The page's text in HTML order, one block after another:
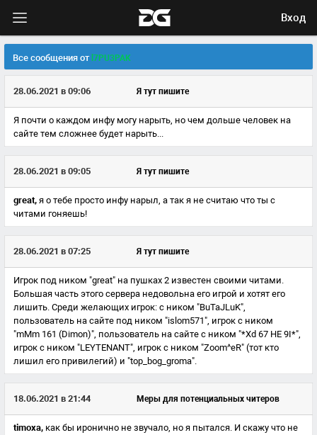
Вход
Все сообщения от l7PU3PAK
28.06.2021 в 09:06 Я тут пишите
Я почти о каждом инфу могу нарыть, но чем дольше человек на
сайте тем сложнее будет нарыть...
28.06.2021 в 09:05 Я тут пишите
great, я о тебе просто инфу нарыл, а так я не считаю что ты с
читами гоняешь!
28.06.2021 в 07:25 Я тут пишите
Игрок под ником "great" на пушках 2 известен своими читами.
Большая часть этого сервера недовольна его игрой и хотят его
лишить. Среди желающих игрок: с ником "BuTaJLuK",
пользователь на сайте под ником "islom571", игрок с ником
"mMm 161 (Dimon)", пользователь на сайте с ником "*Xd 67 HE 9I*",
игрок с ником "LEYTENANT", игрок с ником "Zoom^eR" (тот кто
лишил его привилегий) и "top_bog_groma".
18.06.2021 в 21:44 Меры для потенциальных читеров
timoxa, как бы иронично не звучало, но я пытался. И скажу что не